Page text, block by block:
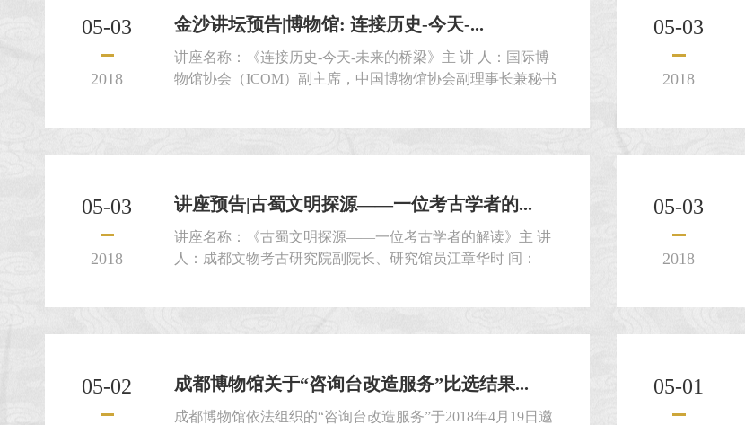
05-03
2018
金沙讲坛预告|博物馆: 连接历史-今天-...
讲座名称：《连接历史-今天-未来的桥梁》主 讲 人：国际博
物馆协会（ICOM）副主席，中国博物馆协会副理事长兼秘书
05-03
2018
05-03
2018
讲座预告|古蜀文明探源——一位考古学者的...
讲座名称：《古蜀文明探源——一位考古学者的解读》主 讲
人：成都文物考古研究院副院长、研究馆员江章华时 间：
05-03
2018
05-02 成都博物馆关于“咨询台改造服务”比选结果...
成都博物馆依法组织的“咨询台改造服务”于2018年4月19日邀
05-01